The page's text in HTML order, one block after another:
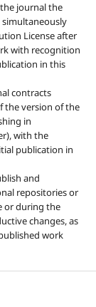
journal the
License after
with recognition
in this
contracts
the version of the
in
with the
publication in
and
repositories or
or during the
changes, as
work